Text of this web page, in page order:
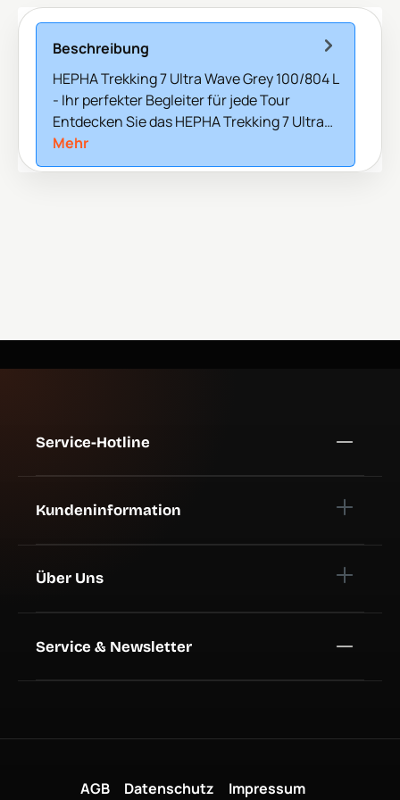
Beschreibung
HEPHA Trekking 7 Ultra Wave Grey 100/804 L
- Ihr perfekter Begleiter für jede Tour
Entdecken Sie das HEPHA Trekking 7 Ultra…
Mehr
Service-Hotline
Kundeninformation
Über Uns
Service & Newsletter
AGB Datenschutz Impressum